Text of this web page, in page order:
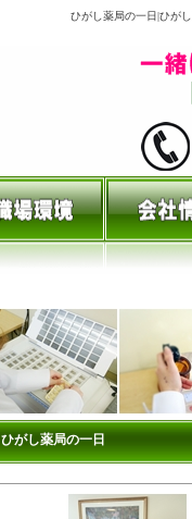
ひがし薬局の一日|ひが
ひがし薬局の一日